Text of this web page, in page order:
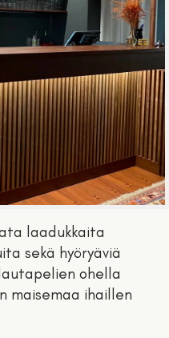
laadukkaita
sekä hyöryäviä
ohella
maisemaa ihaillen